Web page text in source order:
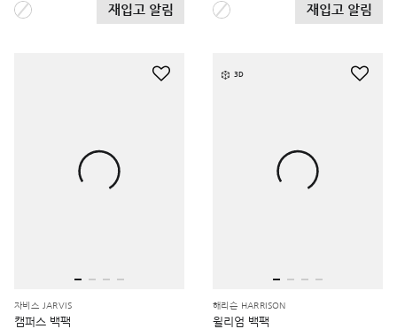
재입고 알림 재입고 알림
자비스 JARVIS
캠퍼스 백팩
3D
해리슨 HARRISON
윌리엄 백팩